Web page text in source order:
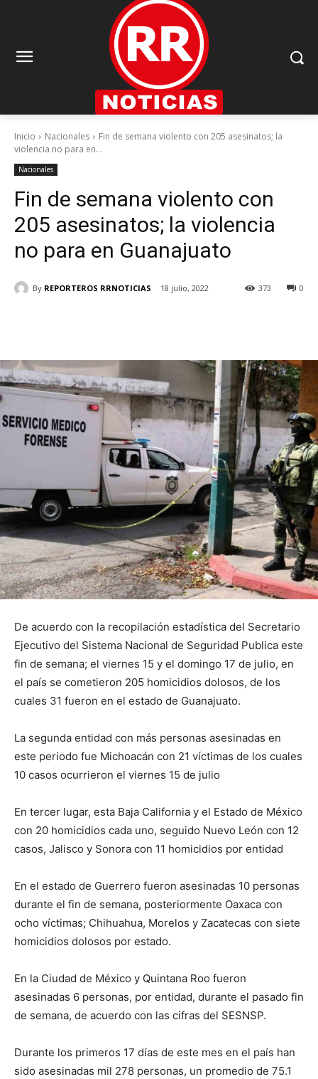
Inicio Nacionales
Fin de semana violento con 205 asesinatos; la
violencia no para en...
Nacionales
Fin de semana violento con
205 asesinatos; la violencia
no para en Guanajuato
By REPORTEROS RRNOTICIAS 18 julio, 2022 0
373
De acuerdo con la recopilación estadística del Secretario
Ejecutivo del Sistema Nacional de Seguridad Publica este
fin de semana; el viernes 15 y el domingo 17 de julio, en
el país se cometieron 205 homicidios dolosos, de los
cuales 31 fueron en el estado de Guanajuato.
La segunda entidad con más personas asesinadas en
este periodo fue Michoacán con 21 víctimas de los cuales
10 casos ocurrieron el viernes 15 de julio
En tercer lugar, esta Baja California y el Estado de México
con 20 homicidios cada uno, seguido Nuevo León con 12
casos, Jalisco y Sonora con 11 homicidios por entidad
En el estado de Guerrero fueron asesinadas 10 personas
durante el fin de semana, posteriormente Oaxaca con
ocho víctimas; Chihuahua, Morelos y Zacatecas con siete
homicidios dolosos por estado.
En la Ciudad de México y Quintana Roo fueron
asesinadas 6 personas, por entidad, durante el pasado fin
de semana, de acuerdo con las cifras del SESNSP.
Durante los primeros 17 días de este mes en el país han
sido asesinadas mil 278 personas, un promedio de 75.1